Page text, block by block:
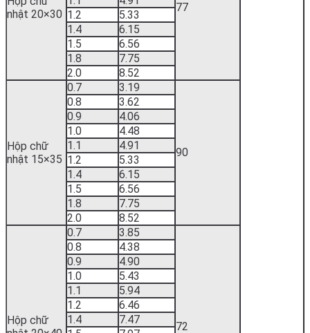
nhật 20×30
77
1.2
5.33
1.4
6.15
1.5
6.56
1.8
7.75
2.0
8.52
Hộp chữ
nhật 15×35
0.7 3.19
90
0.8
3.62
0.9
4.06
1.0
4.48
1.1
4.91
1.2
5.33
1.4
6.15
1.5
6.56
1.8
7.75
2.0
8.52
Hộp chữ
0.7 3.85
72
0.8
4.38
0.9
4.90
1.0
5.43
1.1
5.94
1.2
6.46
1.4
7.47